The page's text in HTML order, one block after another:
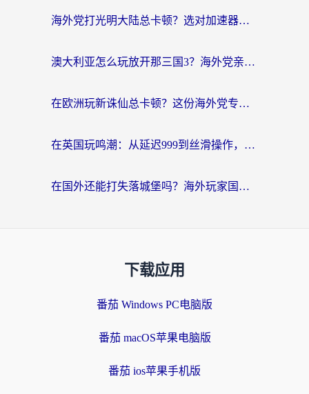
海外党打光明大陆总卡顿？选对加速器才是关键！（附亲测好用的推荐）
澳大利亚怎么玩放开那三国3？海外党亲测有效的国服游戏加速指南
在欧洲玩新诛仙总卡顿？这份海外党专属加速器指南帮你解决延迟难题
在英国玩鸣潮：从延迟999到丝滑操作，我是怎么做到的？
在国外还能打失落城堡吗？海外玩家国服游戏加速终极指南（附北美玩online加速器下载技巧）
下载应用
番茄 Windows PC电脑版
番茄 macOS苹果电脑版
番茄 ios苹果手机版